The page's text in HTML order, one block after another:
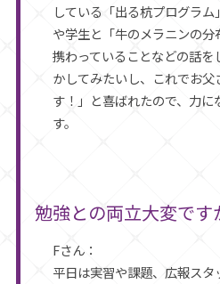
している「出る杭プログラ
や学生と「牛のメラニンの
携わっていることなどの話を
かしてみたいし、これでお父
す！」と喜ばれたので、力に
す。
勉強との両立大変です
Fさん：
平日は実習や課題、広報ス